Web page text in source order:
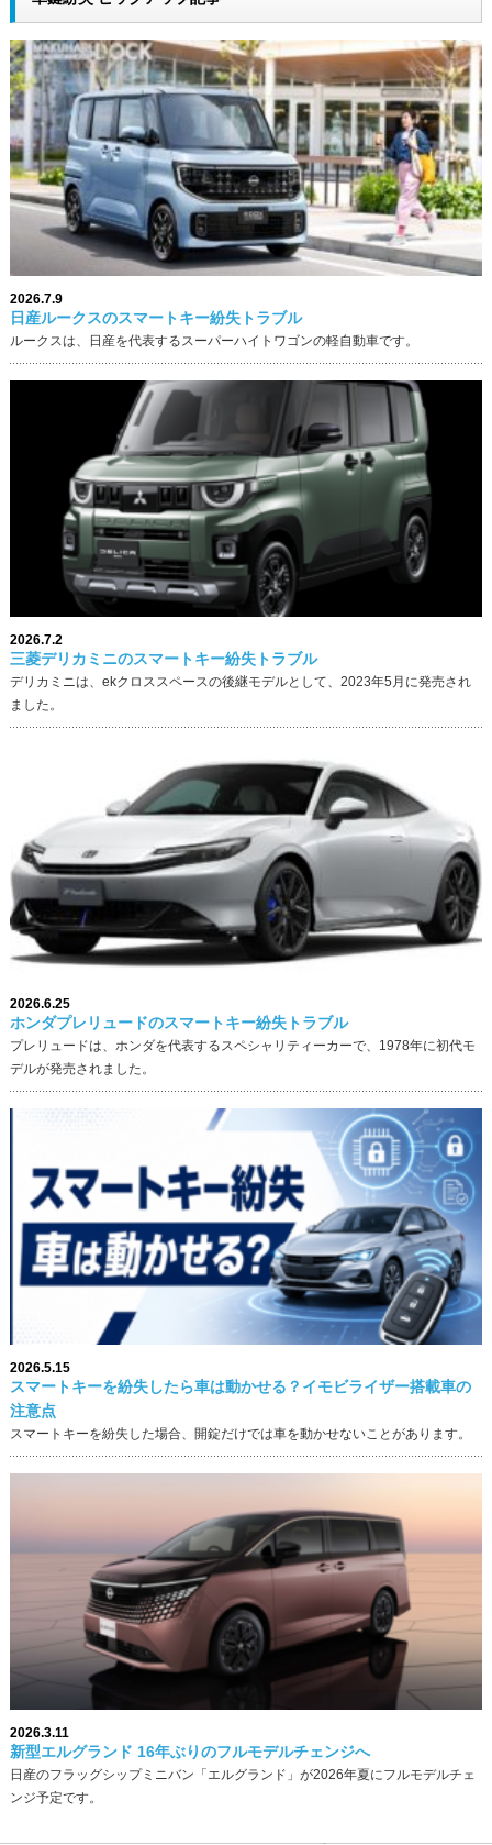
2026.7.9
日産ルークスのスマートキー紛失トラブル
ルークスは、日産を代表するスーパーハイトワゴンの軽自動車です。
2026.7.2
三菱デリカミニのスマートキー紛失トラブル
デリカミニは、ekクロススペースの後継モデルとして、2023年5月に発売され
ました。
2026.6.25
ホンダプレリュードのスマートキー紛失トラブル
プレリュードは、ホンダを代表するスペシャリティーカーで、1978年に初代モ
デルが発売されました。
2026.5.15
スマートキーを紛失したら車は動かせる？イモビライザー搭載車の
注意点
スマートキーを紛失した場合、開錠だけでは車を動かせないことがあります。
2026.3.11
新型エルグランド 16年ぶりのフルモデルチェンジへ
日産のフラッグシップミニバン「エルグランド」が2026年夏にフルモデルチェ
ンジ予定です。